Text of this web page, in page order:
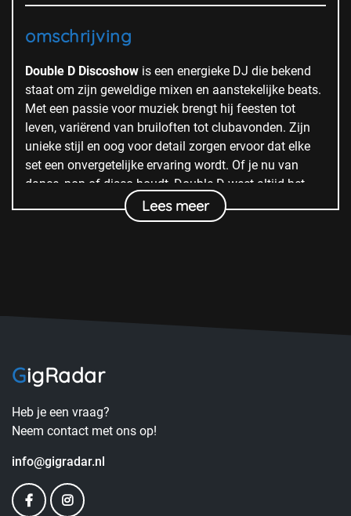
omschrijving
Double D Discoshow is een energieke DJ die bekend
staat om zijn geweldige mixen en aanstekelijke beats.
Met een passie voor muziek brengt hij feesten tot
leven, variërend van bruiloften tot clubavonden. Zijn
unieke stijl en oog voor detail zorgen ervoor dat elke
set een onvergetelijke ervaring wordt. Of je nu van
dance, pop of disco houdt, Double D weet altijd het
juiste nummer op het juiste moment te draaien.
Feestgangers kunnen altijd rekenen op een geweldige
Lees meer
GigRadar
Heb je een vraag?
Neem contact met ons op!
info@gigradar.nl